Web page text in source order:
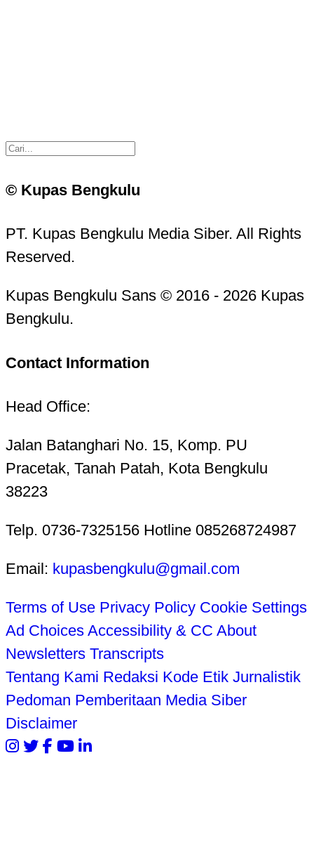
© Kupas Bengkulu
PT. Kupas Bengkulu Media Siber. All Rights
Reserved.
Kupas Bengkulu Sans © 2016 - 2026 Kupas
Bengkulu.
Contact Information
Head Office:
Jalan Batanghari No. 15, Komp. PU
Pracetak, Tanah Patah, Kota Bengkulu
38223
Telp. 0736-7325156 Hotline 085268724987
Email: kupasbengkulu@gmail.com
Terms of Use Privacy Policy Cookie Settings
Ad Choices Accessibility & CC About
Newsletters Transcripts
Tentang Kami Redaksi Kode Etik Jurnalistik
Pedoman Pemberitaan Media Siber
Disclaimer